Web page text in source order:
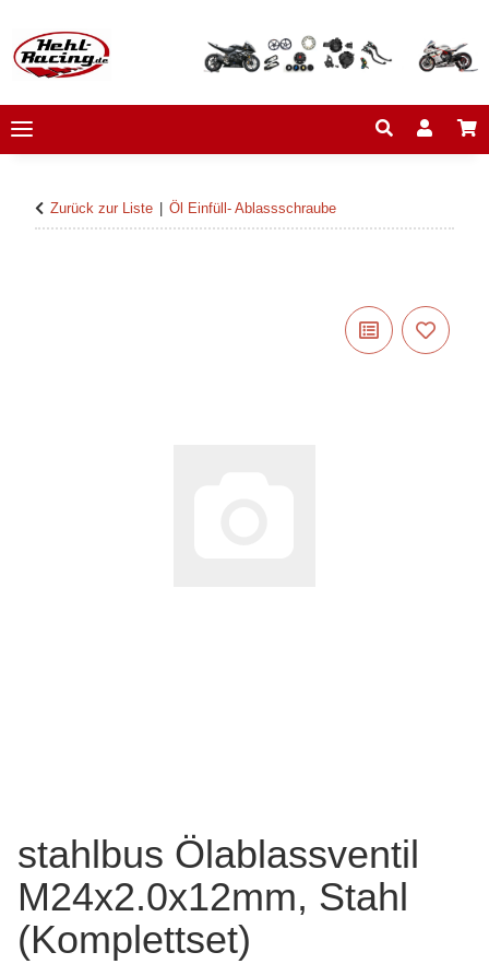
Zurück zur Liste Öl Einfüll- Ablassschraube
stahlbus Ölablassventil
M24x2.0x12mm, Stahl
(Komplettset)